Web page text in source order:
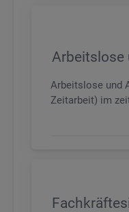
Arbeitslose
Arbeitslose und
Zeitarbeit) im